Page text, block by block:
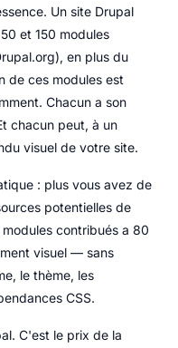
Un site Drupal
et 150 modules
en plus du
de ces modules est
Chacun a son
chacun peut, à un
visuel de votre site.
: plus vous avez de
potentielles de
contribués a 80
visuel — sans
le thème, les
CSS.
C'est le prix de la